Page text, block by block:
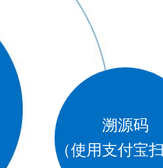
溯源码
（使用支付宝